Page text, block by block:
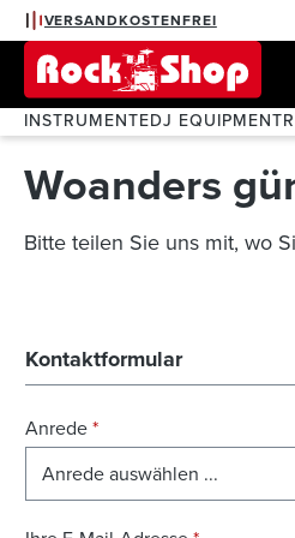
Zur Hauptnavigation
VERSANDKOSTENFREI
INSTRUMENTEDJ EQUIPMENT
Woanders
Bitte teilen Sie uns mit, wo
Kontaktformular
Anrede*